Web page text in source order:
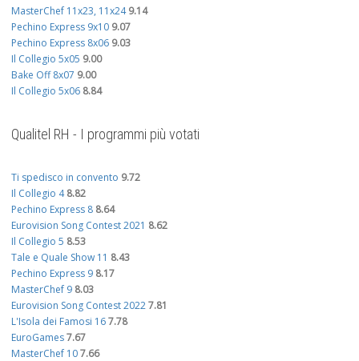
MasterChef 11x23, 11x24 9.14
Pechino Express 9x10 9.07
Pechino Express 8x06 9.03
Il Collegio 5x05 9.00
Bake Off 8x07 9.00
Il Collegio 5x06 8.84
Qualitel RH - I programmi più votati
Ti spedisco in convento 9.72
Il Collegio 4 8.82
Pechino Express 8 8.64
Eurovision Song Contest 2021 8.62
Il Collegio 5 8.53
Tale e Quale Show 11 8.43
Pechino Express 9 8.17
MasterChef 9 8.03
Eurovision Song Contest 20227.81
L'Isola dei Famosi 167.78
EuroGames7.67
MasterChef 107.66